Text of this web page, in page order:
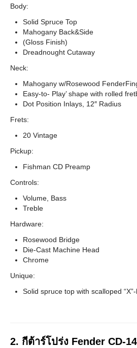
Body:
Solid Spruce Top
Mahogany Back&Side
(Gloss Finish)
Dreadnought Cutaway
Neck:
Mahogany w/Rosewood
Easy-to- Play’ shape with rolled
Dot Position Inlays, 12″ Radius
Frets:
20 Vintage
Pickup:
Fishman CD Preamp
Controls:
Volume, Bass
Treble
Hardware:
Rosewood Bridge
Die-Cast Machine Head
Chrome
Unique:
Solid spruce top with scalloped
2. กีต้าร์โปร่ง Fender CD-